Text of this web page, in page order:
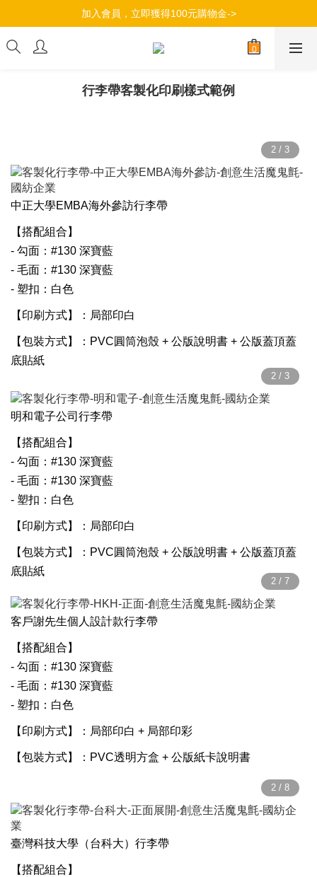
加入會員，立即獲得100元購物金->
加入會員，立即獲得100元購物金->
滿$490超商取貨免運，滿799全店免運->
行李帶客製化印刷樣式範例
中正大學EMBA海外參訪行李帶
【搭配組合】
- 勾面：#130 深寶藍
- 毛面：#130 深寶藍
- 塑扣：白色
【印刷方式】：局部印白
【包裝方式】：PVC圓筒泡殼 + 公版說明書 + 公版蓋頂蓋
底貼紙
明和電子公司行李帶
【搭配組合】
- 勾面：#130 深寶藍
- 毛面：#130 深寶藍
- 塑扣：白色
【印刷方式】：局部印白
【包裝方式】：PVC圓筒泡殼 + 公版說明書 + 公版蓋頂蓋
底貼紙
客戶謝先生個人設計款行李帶
【搭配組合】
- 勾面：#130 深寶藍
- 毛面：#130 深寶藍
- 塑扣：白色
【印刷方式】：局部印白 + 局部印彩
【包裝方式】：PVC透明方盒 + 公版紙卡說明書
臺灣科技大學（台科大）行李帶
【搭配組合】